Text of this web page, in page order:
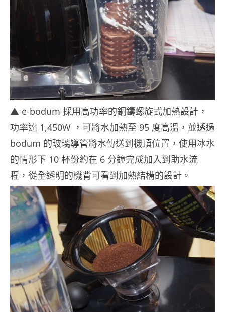
▲ e-bodum 採用高功率的銅鑄螺旋式加熱設計，
功率達 1,450W ，可將水加熱至 95 度高溫，並透過
bodum 的玻璃導管將水傳送到機頂位置，使用冰水
的情形下 10 杯份約在 6 分鐘完成加入到助水流
程，從全透明的機背可看到加熱結構的設計。